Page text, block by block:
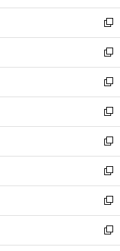
開
く
ウ
で
開
く
ン
ド
ウ
で
開
く
ウ
ィ
ン
ド
ウ
で
開
く
新
し
い
ウ
ィ
ン
ド
ウ
で
開
く
新
し
い
ウ
ィ
ン
ド
ウ
で
開
く
新
し
い
ウ
ィ
ン
ド
ウ
で
開
く
新
し
い
ウ
ィ
ン
ド
ウ
で
開
新
し
い
ウ
ィ
ン
ド
ウ
新
し
い
ウ
ィ
ン
新
し
い
ウ
新
し